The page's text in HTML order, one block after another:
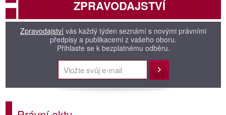
ZPRAVODAJSTVÍ
Zpravodajství vás každý týden seznámí s novými právními
předpisy a publikacemi z vašeho oboru.
Přihlaste se k bezplatnému odběru.
Přihlásit